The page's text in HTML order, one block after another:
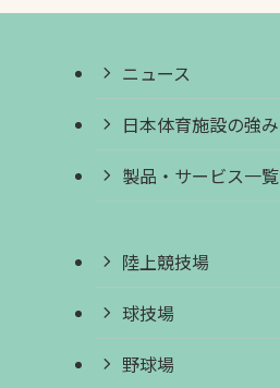
ニュース
日本体育施設の強み
製品・サービス一覧
陸上競技場
球技場
野球場